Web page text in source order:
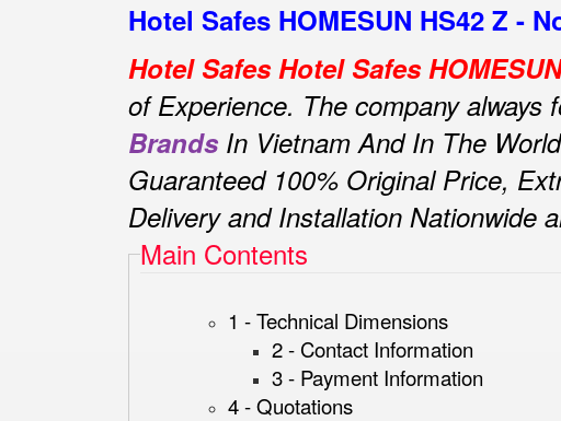
Hotel Safes HOMESUN HS42 Z -
Hotel Safes Hotel Safes
of Experience. The company always
Brands In Vietnam And In The
Guaranteed 100% Original Price,
Delivery and Installation Nationwide
Main Contents
1 - Technical Dimensions
2 - Contact Information
3 - Payment Information
4 - Quotations